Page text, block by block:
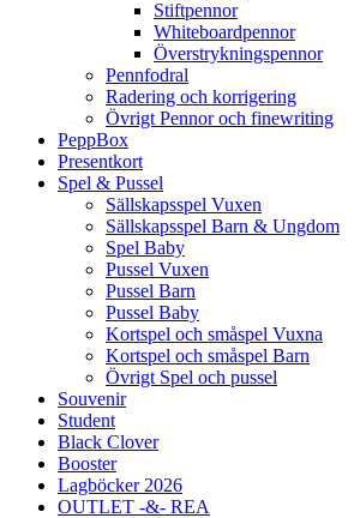
Stiftpennor
Whiteboardpennor
Överstrykningspennor
Pennfodral
Radering och korrigering
Övrigt Pennor och finewriting
PeppBox
Presentkort
Spel & Pussel
Sällskapsspel Vuxen
Sällskapsspel Barn & Ungdom
Spel Baby
Pussel Vuxen
Pussel Barn
Pussel Baby
Kortspel och småspel Vuxna
Kortspel och småspel Barn
Övrigt Spel och pussel
Souvenir
Student
Black Clover
Booster
Lagböcker 2026
OUTLET -&- REA